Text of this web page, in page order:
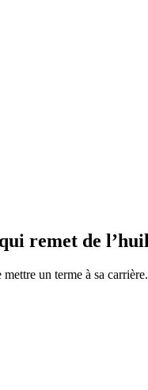
remet de
un terme à sa